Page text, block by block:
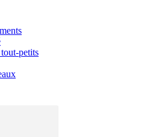
petits